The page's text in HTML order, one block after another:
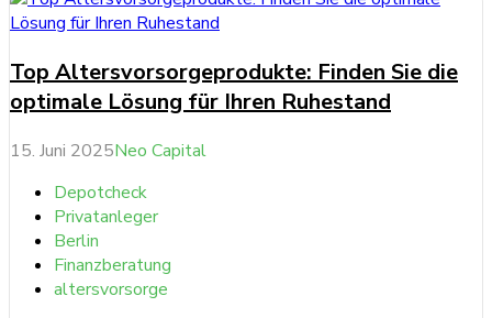
Top Altersvorsorgeprodukte: Finden Sie die
optimale Lösung für Ihren Ruhestand
15. Juni 2025Neo Capital
Depotcheck
Privatanleger
Berlin
Finanzberatung
altersvorsorge